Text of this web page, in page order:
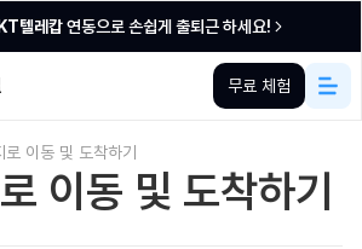
텔레캅연동으로 손쉽게 출퇴근 하세요!
무료 체험
로 이동 및 도착하기
이동 및 도착하기